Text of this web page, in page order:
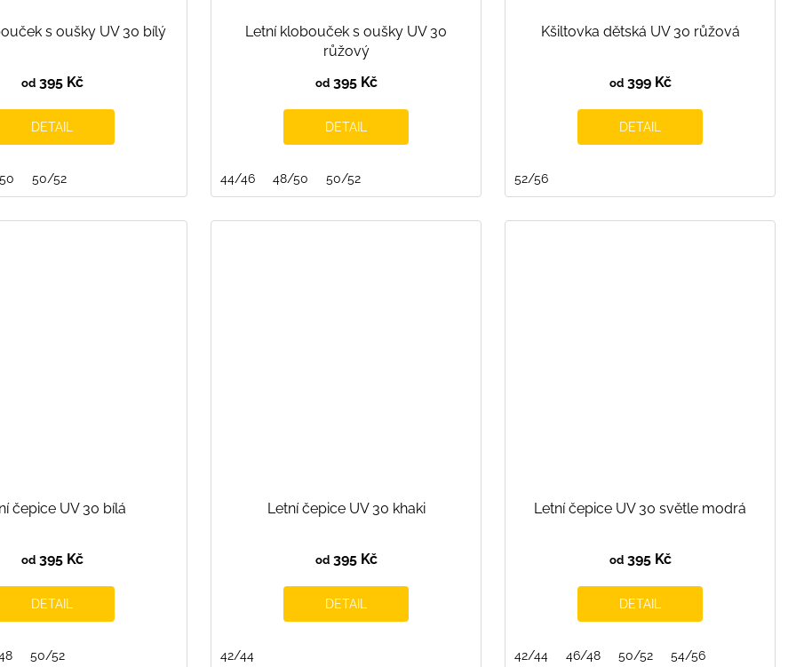
s oušky UV 30 bílý
od395 Kč
DETAIL
50/52
Letní klobouček s oušky UV 30
růžový
od395 Kč
DETAIL
44/46 48/50 50/52
Kšiltovka dětská UV 30 růžová
od399 Kč
DETAIL
52/56
čepice UV 30 bílá
od395 Kč
DETAIL
50/52
Letní čepice UV 30 khaki
od395 Kč
DETAIL
42/44
Letní čepice UV 30 světle modrá
od395 Kč
DETAIL
42/44 46/48 50/52 54/56